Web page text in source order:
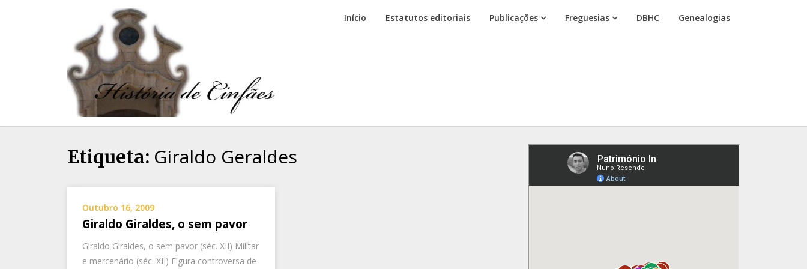
Início Estatutos editoriais Publicações Freguesias DBHC Genealogias
Etiqueta: Giraldo Geraldes
Outubro 16, 2009
Giraldo Giraldes, o sem pavor
Giraldo Giraldes, o sem pavor (séc. XII) Militar
e mercenário (séc. XII) Figura controversa de